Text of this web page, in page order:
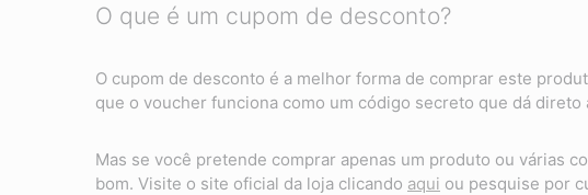
O que é um cupom de desconto?
O cupom de desconto é a melhor forma de comprar este
que o voucher funciona como um código secreto que dá direto
Mas se você pretende comprar apenas um produto ou várias
bom. Visite o site oficial da loja clicando aqui ou pesquise por